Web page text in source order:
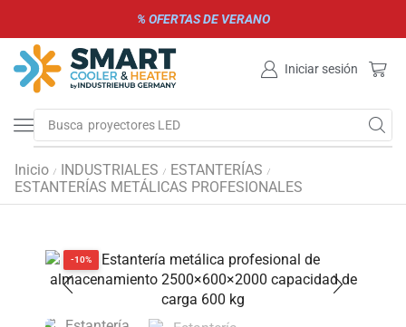
% OFERTAS DE VERANO
Iniciar sesión
Busca parrillas de gas y carbón
Inicio / INDUSTRIALES / ESTANTERÍAS /
ESTANTERÍAS METÁLICAS PROFESIONALES
-10%